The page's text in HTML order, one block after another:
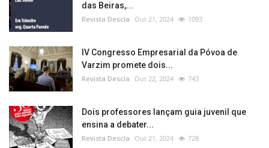
das Beiras,...
Revista Descla Out 21, 2024 1093
IV Congresso Empresarial da Póvoa de
Varzim promete dois...
Revista Descla Out 22, 2024 743
Dois professores lançam guia juvenil que
ensina a debater...
Revista Descla Out 21, 2024 728